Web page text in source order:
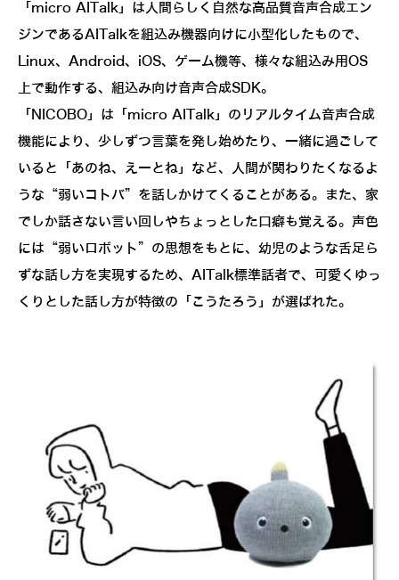
「micro AITalk」は人間らしく自然な高品質音声合成エン
ジンであるAITalkを組込み機器向けに小型化したもので、
Linux、Android、iOS、ゲーム機等、様々な組込み用OS
上で動作する、組込み向け音声合成SDK。
「NICOBO」は「micro AITalk」のリアルタイム音声合成
機能により、少しずつ言葉を発し始めたり、一緒に過ごして
いると「あのね、えーとね」など、人間が関わりたくなるよ
うな“弱いコトバ”を話しかけてくることがある。また、家
でしか話さない言い回しやちょっとした口癖も覚える。声色
には“弱いロボット”の思想をもとに、幼児のような舌足ら
ずな話し方を実現するため、AITalk標準話者で、可愛くゆっ
くりとした話し方が特徴の「こうたろう」が選ばれた。